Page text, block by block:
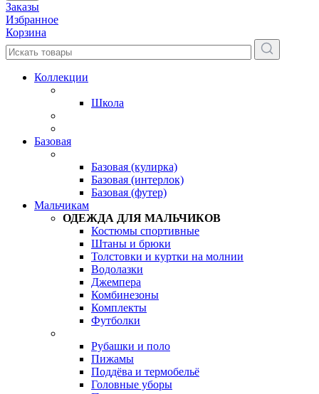
Заказы
Избранное
Корзина
Коллекции
Школа
Базовая
Базовая (кулирка)
Базовая (интерлок)
Базовая (футер)
Мальчикам
ОДЕЖДА ДЛЯ МАЛЬЧИКОВ
Костюмы спортивные
Штаны и брюки
Толстовки и куртки на молнии
Водолазки
Джемпера
Комбинезоны
Комплекты
Футболки
Рубашки и поло
Пижамы
Поддёва и термобельё
Головные уборы